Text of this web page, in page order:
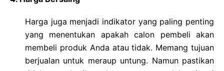
Harga juga menjadi indikator yang paling penting
yang menentukan apakah calon pembeli akan
membeli produk Anda atau tidak. Memang tujuan
berjualan untuk meraup untung. Namun pastikan